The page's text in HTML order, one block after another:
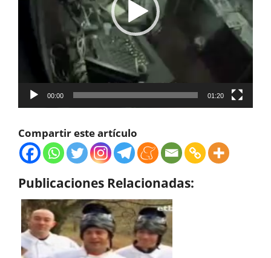
00:00 01:20
Compartir este artículo
Publicaciones Relacionadas: